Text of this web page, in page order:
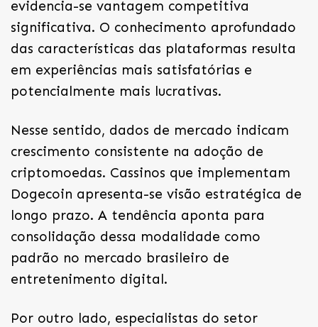
evidencia-se vantagem competitiva
significativa. O conhecimento aprofundado
das características das plataformas resulta
em experiências mais satisfatórias e
potencialmente mais lucrativas.
Nesse sentido, dados de mercado indicam
crescimento consistente na adoção de
criptomoedas. Cassinos que implementam
Dogecoin apresenta-se visão estratégica de
longo prazo. A tendência aponta para
consolidação dessa modalidade como
padrão no mercado brasileiro de
entretenimento digital.
Por outro lado, especialistas do setor